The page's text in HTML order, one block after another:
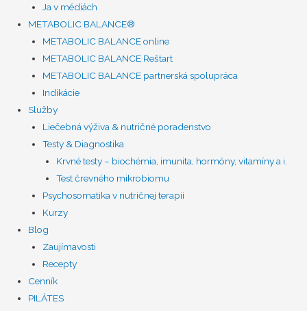
Ja v médiách
METABOLIC BALANCE®
METABOLIC BALANCE online
METABOLIC BALANCE Reštart
METABOLIC BALANCE partnerská spolupráca
Indikácie
Služby
Liečebná výživa & nutričné poradenstvo
Testy & Diagnostika
Krvné testy – biochémia, imunita, hormóny, vitamíny a i.
Test črevného mikrobiomu
Psychosomatika v nutričnej terapii
Kurzy
Blog
Zaujímavosti
Recepty
Cenník
PILÁTES